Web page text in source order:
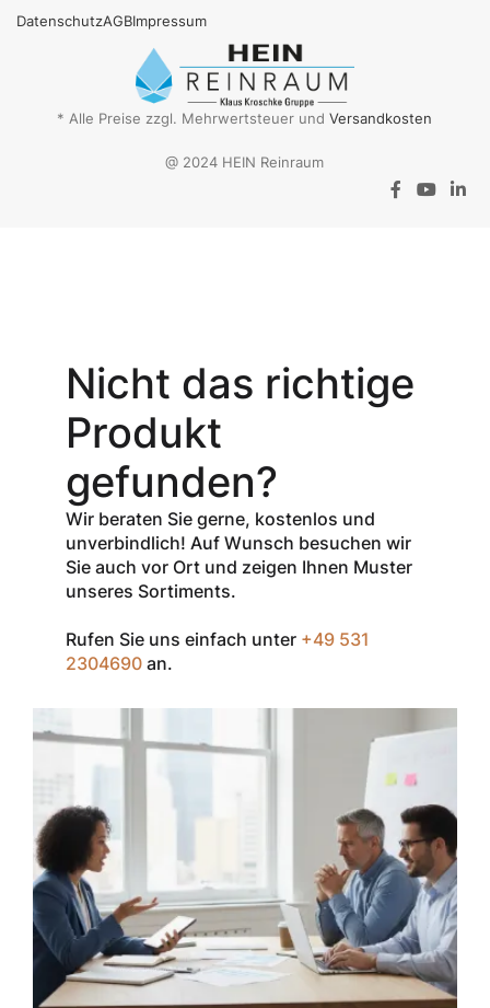
DatenschutzAGBImpressum
* Alle Preise zzgl. Mehrwertsteuer undVersandkosten
@ 2024 HEIN Reinraum
Gutschein-Code
INSPEC30
erhalten Sie
% Rabattauf
den Netto-
Verkaufspreis
aller Produkte
der Marke
InSpec von
Redditch
Zum Einlösen
geben Sie den
an der Kasse
ein.
nur einmal pro
Kunde
einsetzbar und
nicht
kombinierbar mit
anderen
Rabatten oder
bestehenden
Nicht das richtige
Produkt
gefunden?
Wir beraten Sie gerne, kostenlos und
unverbindlich! Auf Wunsch besuchen wir
Sie auch vor Ort und zeigen Ihnen Muster
unseres Sortiments.
Rufen Sie uns einfach unter +49 531
2304690 an.